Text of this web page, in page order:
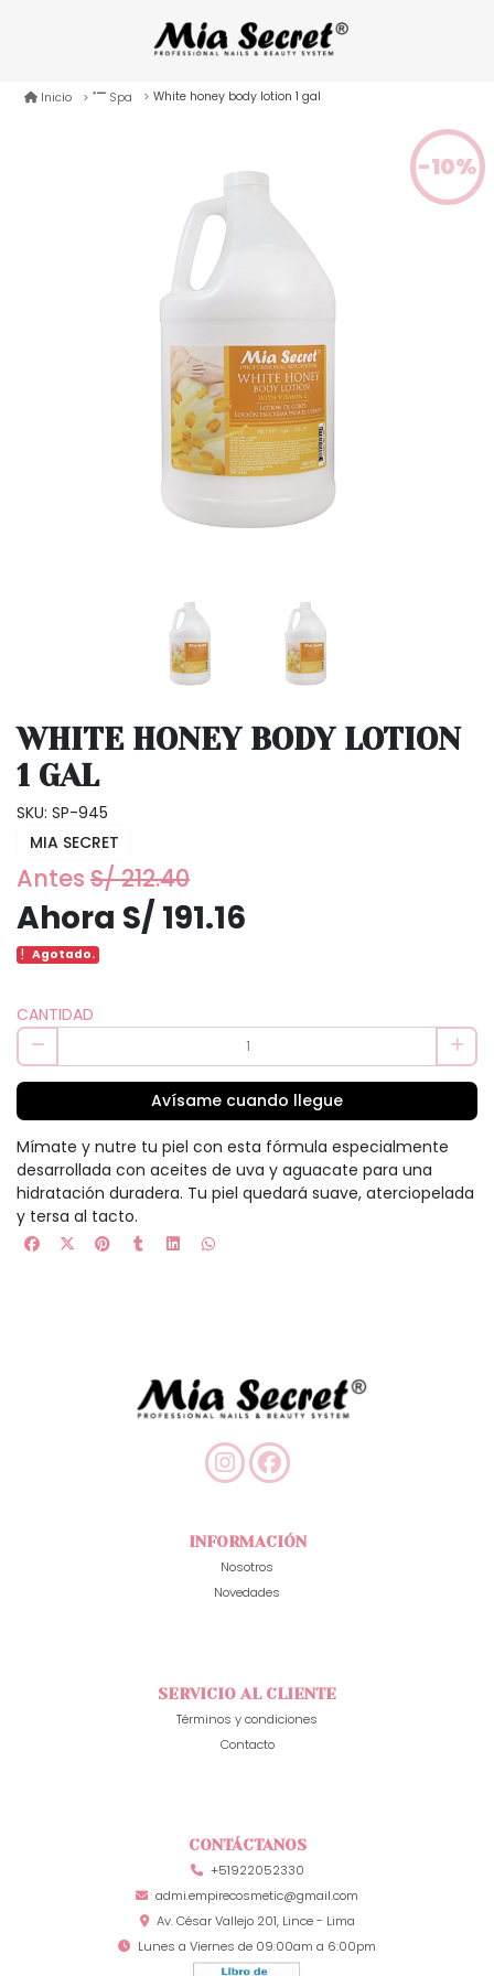
Inicio Spa White honey body lotion 1 gal
-10%
WHITE HONEY BODY LOTION
1 GAL
SKU: SP-945
MIA SECRET
Antes S/ 212.40
Ahora S/ 191.16
Agotado.
CANTIDAD
Avísame cuando llegue
Mímate y nutre tu piel con esta fórmula especialmente
desarrollada con aceites de uva y aguacate para una
hidratación duradera. Tu piel quedará suave, aterciopelada
y tersa al tacto.
INFORMACIÓN
Nosotros
Novedades
SERVICIO AL CLIENTE
Términos y condiciones
Contacto
CONTÁCTANOS
+51922052330
admi.empirecosmetic@gmail.com
Av. César Vallejo 201, Lince - Lima
Lunes a Viernes de 09:00am a 6:00pm